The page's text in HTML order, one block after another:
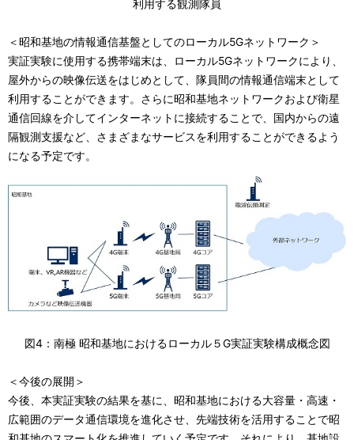
利用する観測隊員
＜昭和基地の情報通信基盤としてのローカル5Gネットワーク＞
実証実験に使用する携帯端末は、ローカル5Gネットワークにより、
屋外からの映像伝送をはじめとして、隊員間の情報通信端末として
利用することができます。さらに昭和基地ネットワークおよび衛星
通信回線を介してインターネットに接続することで、国内からの遠
隔観測支援など、さまざまなサービスを利用することができるよう
になる予定です。
図4：南極 昭和基地におけるローカル５G実証実験構成概念図
＜今後の展開＞
今後、本実証実験の結果を基に、昭和基地における大容量・高速・
広範囲のデータ通信環境を進化させ、先端技術を活用することで昭